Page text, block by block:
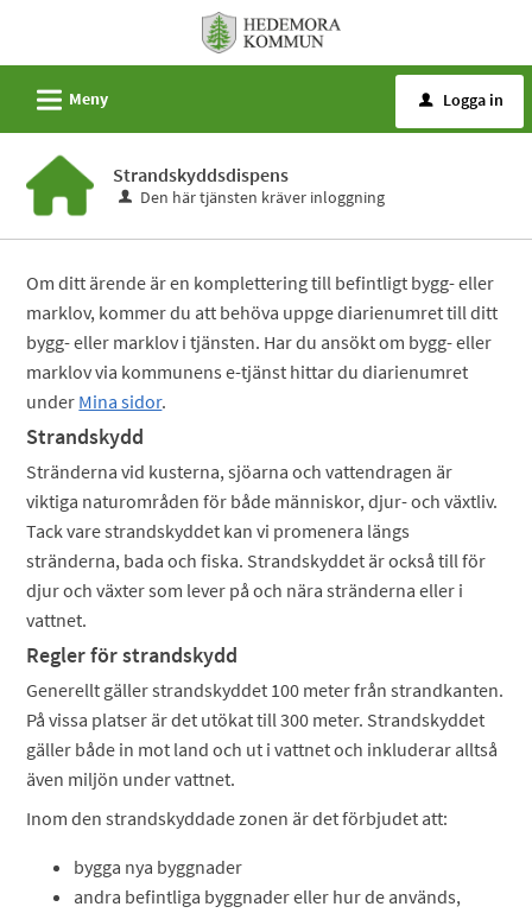
tjänster
Hedemora
kommun
L Meny u Logga in
Strandskyddsdispens
Den här tjänsten kräver inloggning
Om ditt ärende är en komplettering till befintligt bygg- eller
marklov, kommer du att behöva uppge diarienumret till ditt
bygg- eller marklov i tjänsten. Har du ansökt om bygg- eller
marklov via kommunens e-tjänst hittar du diarienumret
under Mina sidor.
Strandskydd
Stränderna vid kusterna, sjöarna och vattendragen är
viktiga naturområden för både människor, djur- och växtliv.
Tack vare strandskyddet kan vi promenera längs
stränderna, bada och fiska. Strandskyddet är också till för
djur och växter som lever på och nära stränderna eller i
vattnet.
Regler för strandskydd
Generellt gäller strandskyddet 100 meter från strandkanten.
På vissa platser är det utökat till 300 meter. Strandskyddet
gäller både in mot land och ut i vattnet och inkluderar alltså
även miljön under vattnet.
Inom den strandskyddade zonen är det förbjudet att:
bygga nya byggnader
andra befintliga byggnader eller hur de används,